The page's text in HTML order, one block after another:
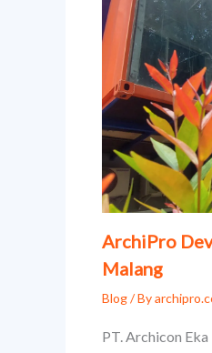
ArchiPro
Malang
Blog/ By
PT. Archicon Eka